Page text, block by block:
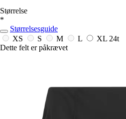
Størrelse
*
Størrelsesguide
XS
S M L XL 24t
Dette felt er påkrævet